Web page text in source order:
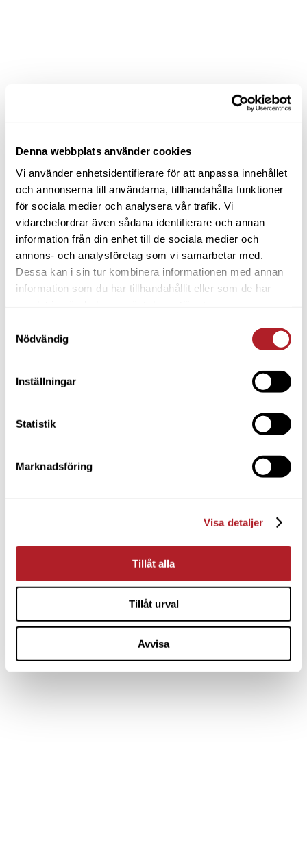
Denna webbplats använder cookies
Vi använder enhetsidentifierare för att anpassa innehållet
och annonserna till användarna, tillhandahålla funktioner
för sociala medier och analysera vår trafik. Vi
vidarebefordrar även sådana identifierare och annan
information från din enhet till de sociala medier och
annons- och analysföretag som vi samarbetar med.
Dessa kan i sin tur kombinera informationen med annan
information som du har tillhandahållit eller som de har
Nödvändig
Inställningar
Statistik
Marknadsföring
Visa detaljer
Tillåt alla
Tillåt urval
Avvisa